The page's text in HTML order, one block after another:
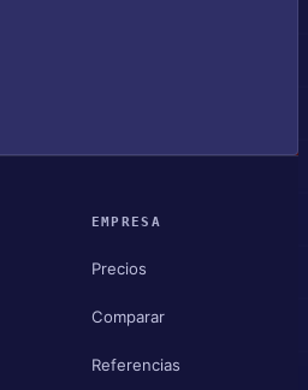
EMPRESA
Precios
Comparar
Referencias